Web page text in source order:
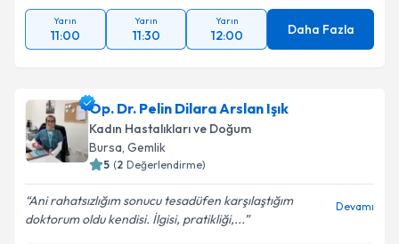
Yarın
11:00
Yarın
11:30
Yarın
12:00 Daha Fazla
Op. Dr. Pelin Dilara Arslan Işık
Kadın Hastalıkları ve Doğum
Bursa, Gemlik
5 (2 Değerlendirme)
Ani rahatsızlığım sonucu tesadüfen karşılaştığım
doktorum oldu kendisi. İlgisi, pratikliği,...
Devamı